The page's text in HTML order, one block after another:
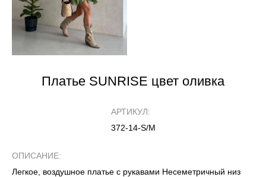
Платье SUNRISE цвет оливка
АРТИКУЛ:
372-14-S/M
ОПИСАНИЕ:
Легкое, воздушное платье с рукавами Несеметричный низ